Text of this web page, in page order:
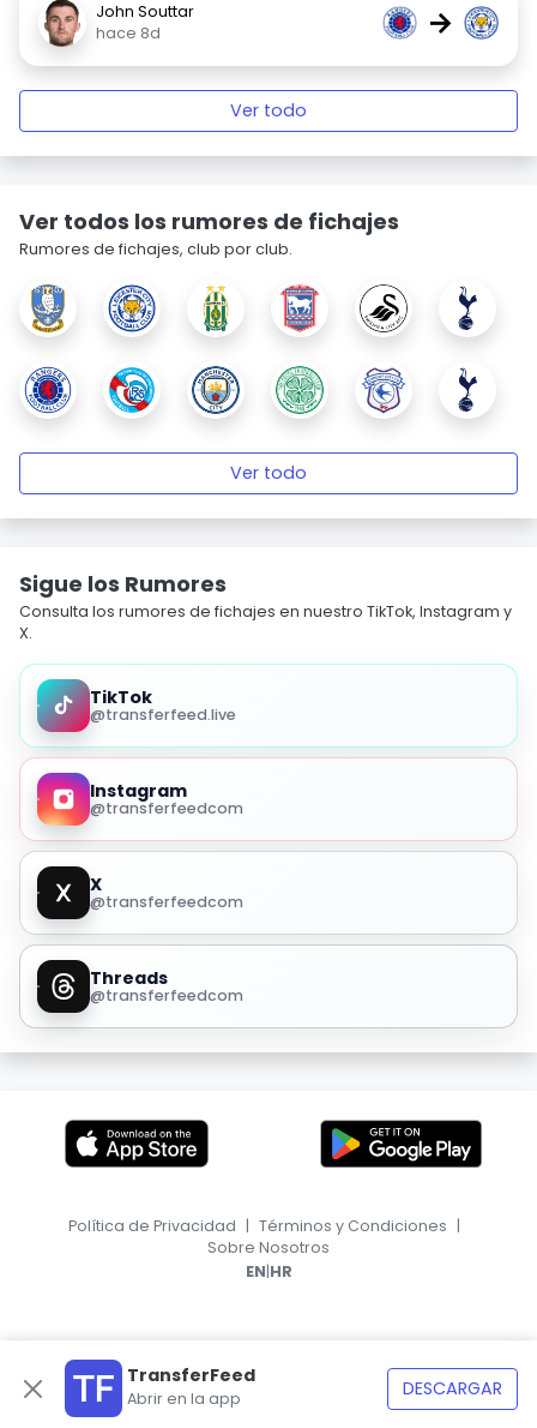
John Souttar
hace 8d
→
Ver todo
Ver todos los rumores de fichajes
Rumores de fichajes, club por club.
Ver todo
Sigue los Rumores
Consulta los rumores de fichajes en nuestro TikTok, Instagram y
X.
TikTok
@transferfeed.live
Instagram
@transferfeedcom
X
@transferfeedcom
Threads
@transferfeedcom
TransferFeed
Abrir en la app DESCARGAR
Política de Privacidad | Términos y Condiciones |
Sobre Nosotros
EN|HR